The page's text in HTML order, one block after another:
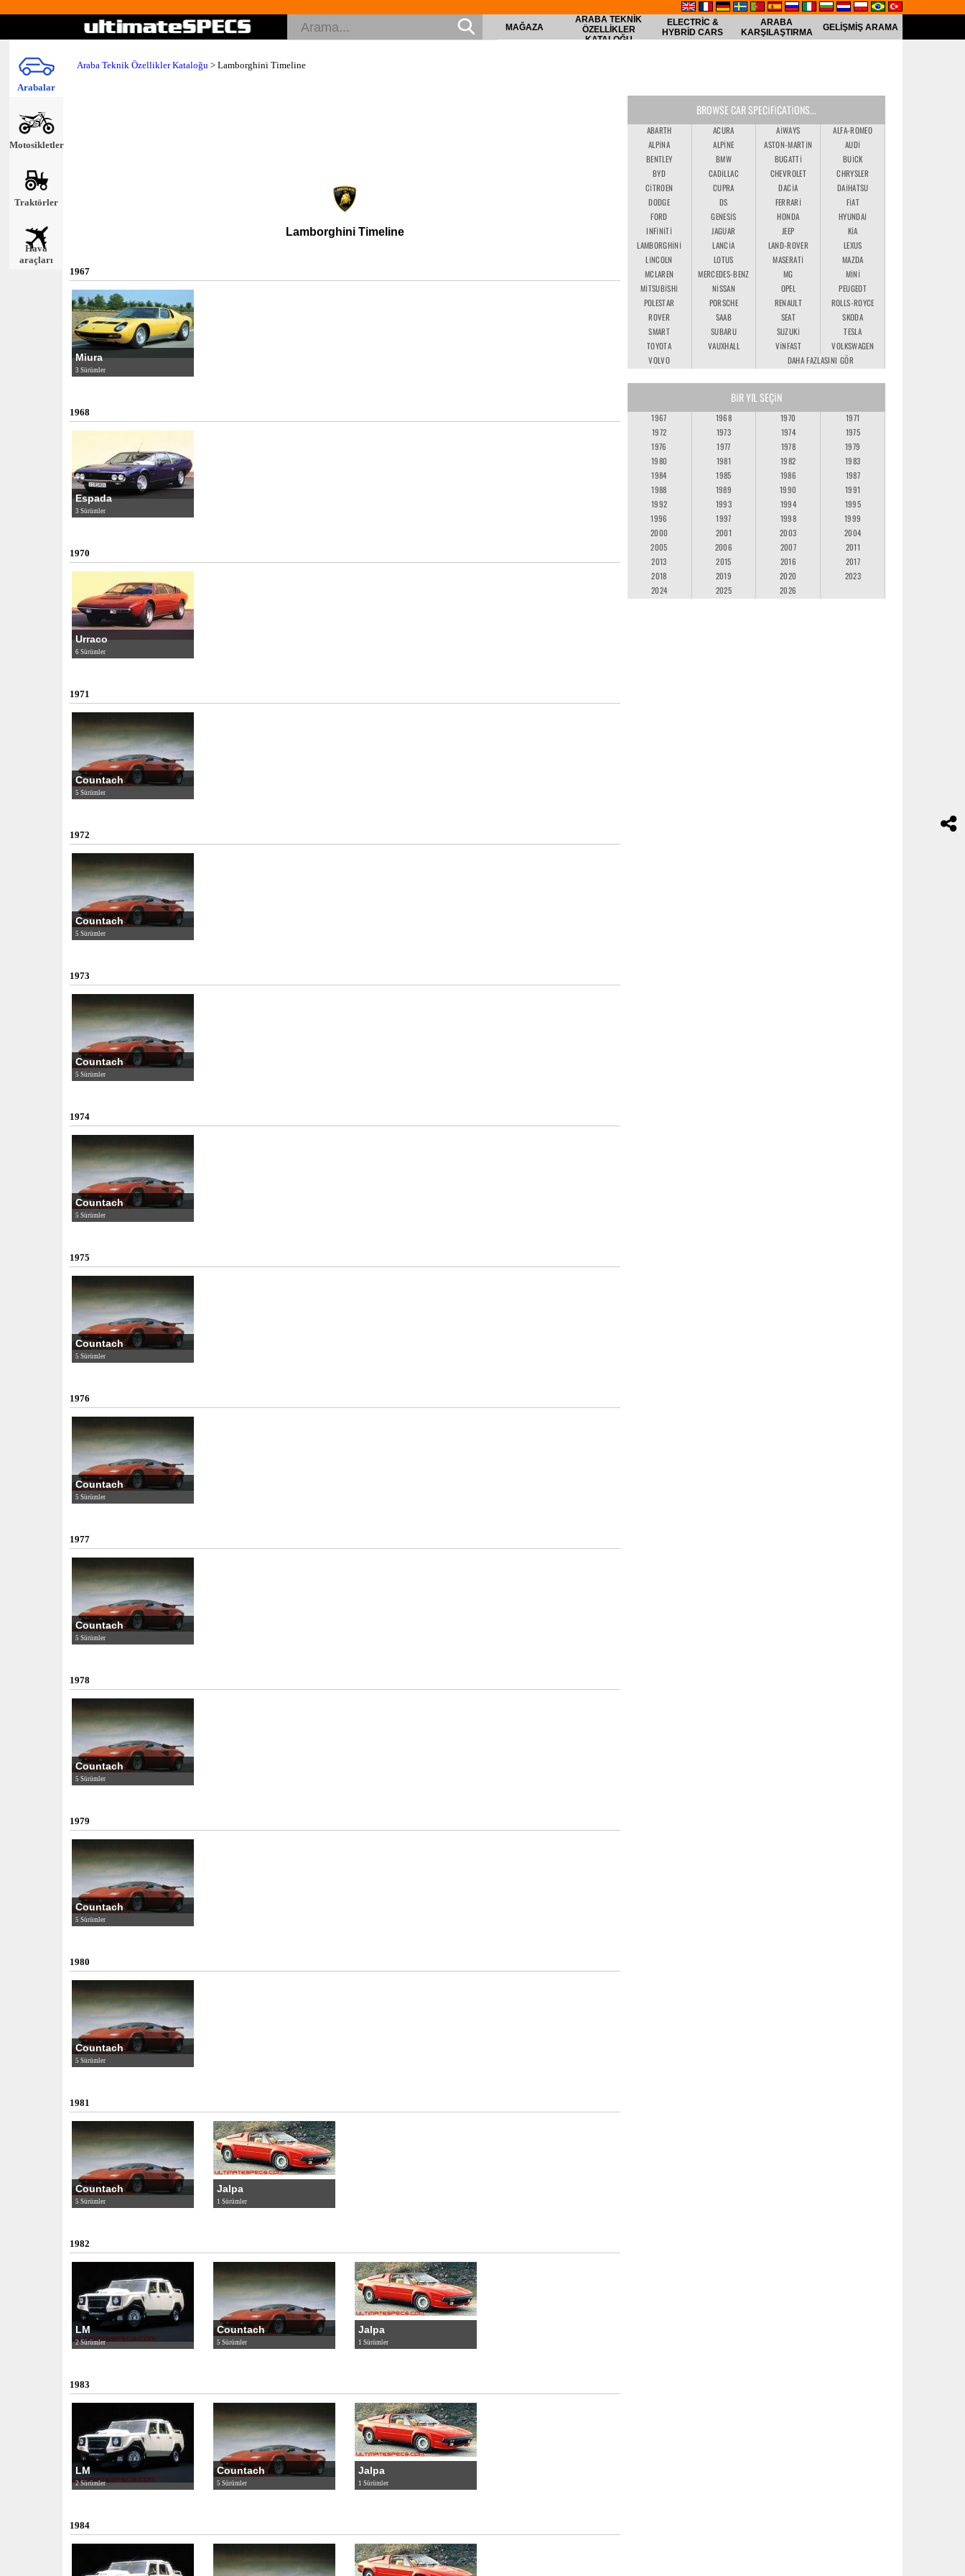
Arabalar
Motosikletler
Traktörler
Hava
araçları
MAĞAZA
ARABA TEKNIK
ÖZELLIKLER
KATALOĞU
ELECTRIC &
HYBRID CARS
ARABA
KARŞILAŞTIRMA
GELIŞMIŞ ARAMA
Araba Teknik Özellikler Kataloğu > Lamborghini Timeline
Lamborghini Timeline
1967
Miura
3 Sürümler
1968
Espada
3 Sürümler
1970
Urraco
6 Sürümler
1971
Countach
5 Sürümler
1972
Countach
5 Sürümler
1973
Countach
5 Sürümler
1974
Countach
5 Sürümler
1975
Countach
5 Sürümler
1976
Countach
5 Sürümler
1977
Countach
5 Sürümler
1978
Countach
5 Sürümler
1979
Countach
5 Sürümler
1980
Countach
5 Sürümler
1981
Countach
5 Sürümler
Jalpa
1 Sürümler
1982
LM
2 Sürümler
Countach
5 Sürümler
Jalpa
1 Sürümler
1983
LM
2 Sürümler
Countach
5 Sürümler
Jalpa
1 Sürümler
1984
BROWSE CAR SPECIFICATIONS...
ABARTH ACURA AIWAYS
ALFA-ROMEO
ALPINA
ALPINE ASTON-MARTIN
AUDI
BENTLEY
BMW BUGATTI
BUICK
BYD
CADILLAC CHEVROLET
CHRYSLER
CITROEN
CUPRA DACIA
DAIHATSU
DODGE
DS FERRARI
FIAT
FORD
GENESIS HONDA
HYUNDAI
INFINITI
JAGUAR JEEP
KIA
LAMBORGHINI
LANCIA LAND-ROVER
LEXUS
LINCOLN
LOTUS MASERATI
MAZDA
MCLAREN
MERCEDES-BENZ MG
MINI
MITSUBISHI
NISSAN OPEL
PEUGEOT
POLESTAR
PORSCHE RENAULT
ROLLS-ROYCE
ROVER
SAAB SEAT
SKODA
SMART
SUBARU SUZUKI
TESLA
TOYOTA
VAUXHALL VINFAST
VOLKSWAGEN
VOLVO
DAHA FAZLASINI GÖR
BIR YIL SEÇIN
1967 1968 1970
1971
1972
1973 1974
1975
1976
1977 1978
1979
1980
1981 1982
1983
1984
1985 1986
1987
1988
1989 1990
1991
1992
1993 1994
1995
1996
1997 1998
1999
2000
2001 2003
2004
2005
2006 2007
2011
2013
2015 2016
2017
2018
2019 2020
2023
2024
2025 2026